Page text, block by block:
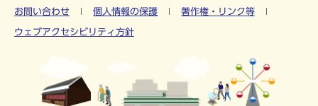
お問い合わせ 個人情報の保護 著作権・リンク等
ウェブアクセシビリティ方針